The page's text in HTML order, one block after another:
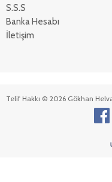
S.S.S
Banka Hesabı
İletişim
Telif Hakkı © 2026 Gökhan